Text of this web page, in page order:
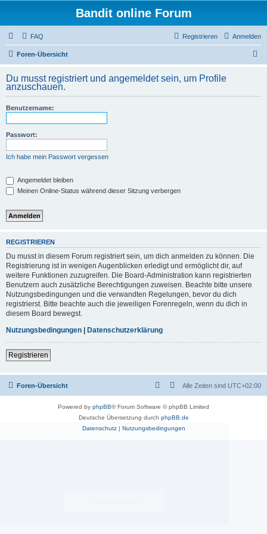
Bandit online Forum
FAQ Anmelden
Registrieren
Foren-Übersicht
h
Du musst registriert und angemeldet sein, um Profile
anzuschauen.
Benutzername:
Passwort:
Ich habe mein Passwort vergessen
Angemeldet bleiben
Meinen Online-Status während dieser Sitzung verbergen
REGISTRIEREN
Du musst in diesem Forum registriert sein, um dich anmelden zu können. Die
Registrierung ist in wenigen Augenblicken erledigt und ermöglicht dir, auf
weitere Funktionen zuzugreifen. Die Board-Administration kann registrierten
Benutzern auch zusätzliche Berechtigungen zuweisen. Beachte bitte unsere
Nutzungsbedingungen und die verwandten Regelungen, bevor du dich
registrierst. Bitte beachte auch die jeweiligen Forenregeln, wenn du dich in
diesem Board bewegst.
Nutzungsbedingungen | Datenschutzerklärung
Registrieren
Foren-Übersicht Alle Zeiten sind UTC+02:00
Powered by phpBB® Forum Software © phpBB Limited
Deutsche Übersetzung durch phpBB.de
Datenschutz| Nutzungsbedingungen